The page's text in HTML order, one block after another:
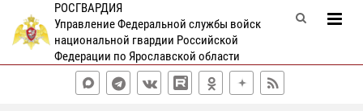
РОСГВАРДИЯ
Управление Федеральной службы войск
национальной гвардии Российской
Федерации по Ярославской области